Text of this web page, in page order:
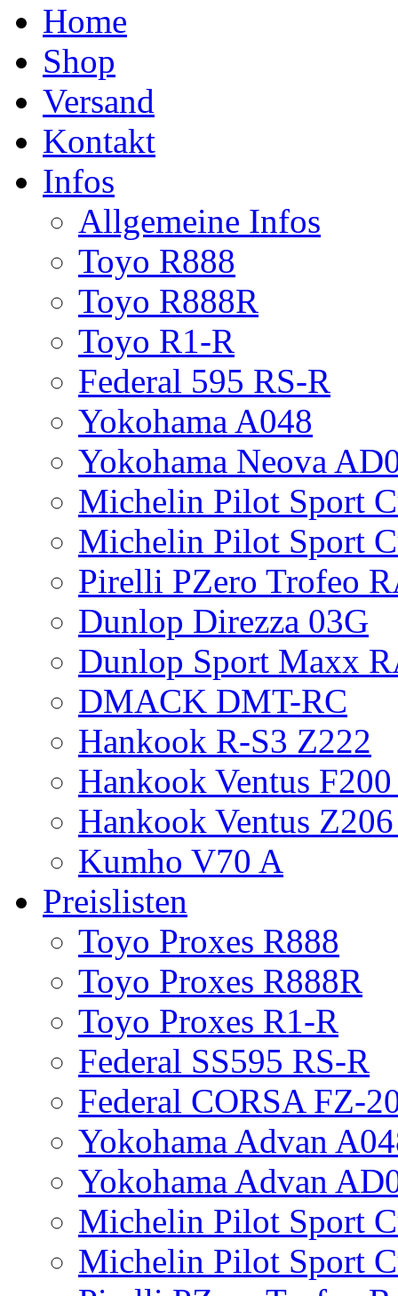
Home
Shop
Versand
Kontakt
Infos
Allgemeine Infos
Toyo R888
Toyo R888R
Toyo R1-R
Federal 595 RS-R
Yokohama A048
Yokohama Neova
Michelin Pilot Sport
Michelin Pilot Sport
Pirelli PZero Trofeo
Dunlop Direzza 03G
Dunlop Sport Maxx
DMACK DMT-RC
Hankook R-S3 Z222
Hankook Ventus
Hankook Ventus
Kumho V70 A
Preislisten
Toyo Proxes R888
Toyo Proxes R888R
Toyo Proxes R1-R
Federal SS595 RS-R
Federal CORSA FZ-
Yokohama Advan
Yokohama Advan
Michelin Pilot Sport
Michelin Pilot Sport